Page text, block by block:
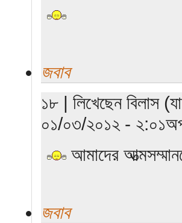
জবাব
১৮ | লিখেছেন বিলাস
০১/০৩/২০১২ -
আমাদের
জবাব